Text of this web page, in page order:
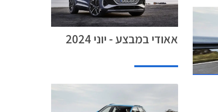
אאודי במבצע - יוני 2024